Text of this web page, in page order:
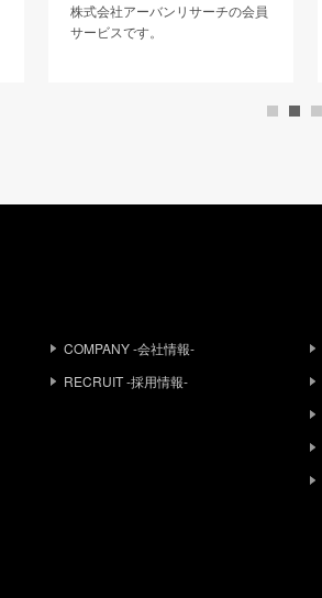
株式会社アーバンリサーチの会員
サービスです。
COMPANY -会社情報-
RECRUIT -採用情報-